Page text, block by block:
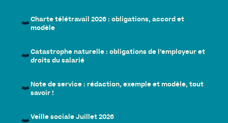
Charte télétravail 2026 : obligations, accord et
modèle
Catastrophe naturelle : obligations de l’employeur et
droits du salarié
Note de service : rédaction, exemple et modèle, tout
savoir !
Veille sociale Juillet 2026